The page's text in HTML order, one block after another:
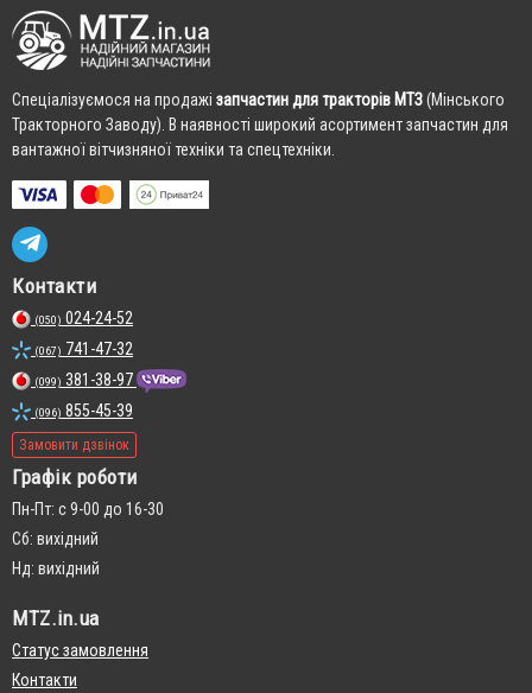
Cпеціалізуємося на продажі запчастин для тракторів МТЗ(Мінського
Тракторного Заводу). В наявності широкий асортимент запчастин для
вантажної вітчизняної техніки та спецтехніки.
Контакти
(050) 024-24-52
(067) 741-47-32
(099) 381-38-97
(096) 855-45-39
Замовити дзвінок
Графік роботи
Пн-Пт: с 9-00 до 16-30
Сб: вихідний
Нд: вихідний
MTZ.in.ua
Статус замовлення
Контакти